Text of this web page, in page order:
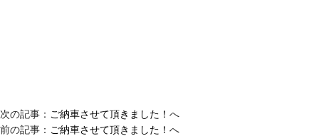
次の記事： ご納車させて頂きました！ へ
前の記事： ご納車させて頂きました！ へ